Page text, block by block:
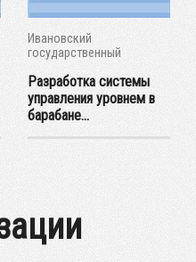
Ивановский
государственный
Разработка системы
управления уровнем в
барабане...